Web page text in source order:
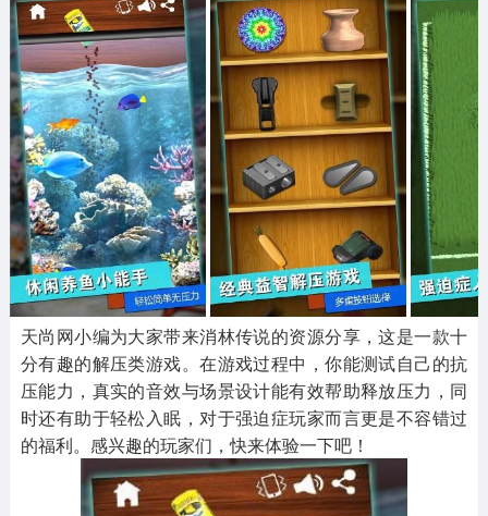
485款应用
446款应用
34款应用
三国游戏
3934款应用
我的世界
69款应用
像素游戏
700款应用
其他
981款应用
末日游戏
1407款应用
pc游戏
3449款应用
游戏攻略
63款应用
软件教程
8款应用
热点新闻
8款应用
天尚网小编为大家带来消林传说的资源分享，这是一款十
分有趣的解压类游戏。在游戏过程中，你能测试自己的抗
压能力，真实的音效与场景设计能有效帮助释放压力，同
时还有助于轻松入眠，对于强迫症玩家而言更是不容错过
的福利。感兴趣的玩家们，快来体验一下吧！